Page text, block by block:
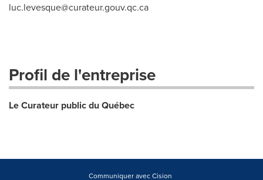
luc.levesque@curateur.gouv.qc.ca
Profil de l'entreprise
Le Curateur public du Québec
Communiquer avec Cision